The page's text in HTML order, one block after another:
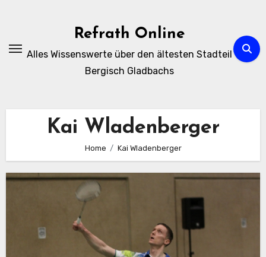
Refrath Online
Alles Wissenswerte über den ältesten Stadteil
Bergisch Gladbachs
Kai Wladenberger
Home Kai Wladenberger